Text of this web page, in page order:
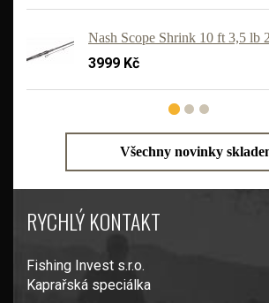
Nash Scope Shrink 10 ft 3,5 lb
3999 Kč
Všechny novinky
RYCHLÝ KONTAKT
Fishing Invest s.r.o.
Kaprařská speciálka